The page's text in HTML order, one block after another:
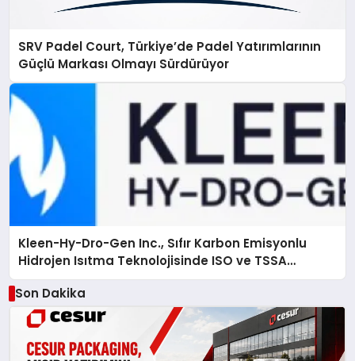
SRV Padel Court, Türkiye’de Padel Yatırımlarının
Güçlü Markası Olmayı Sürdürüyor
Kleen-Hy-Dro-Gen Inc., Sıfır Karbon Emisyonlu
Hidrojen Isıtma Teknolojisinde ISO ve TSSA
Düzenleyici Onaylarını Aldı
Son Dakika